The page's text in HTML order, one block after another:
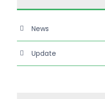
News
Update